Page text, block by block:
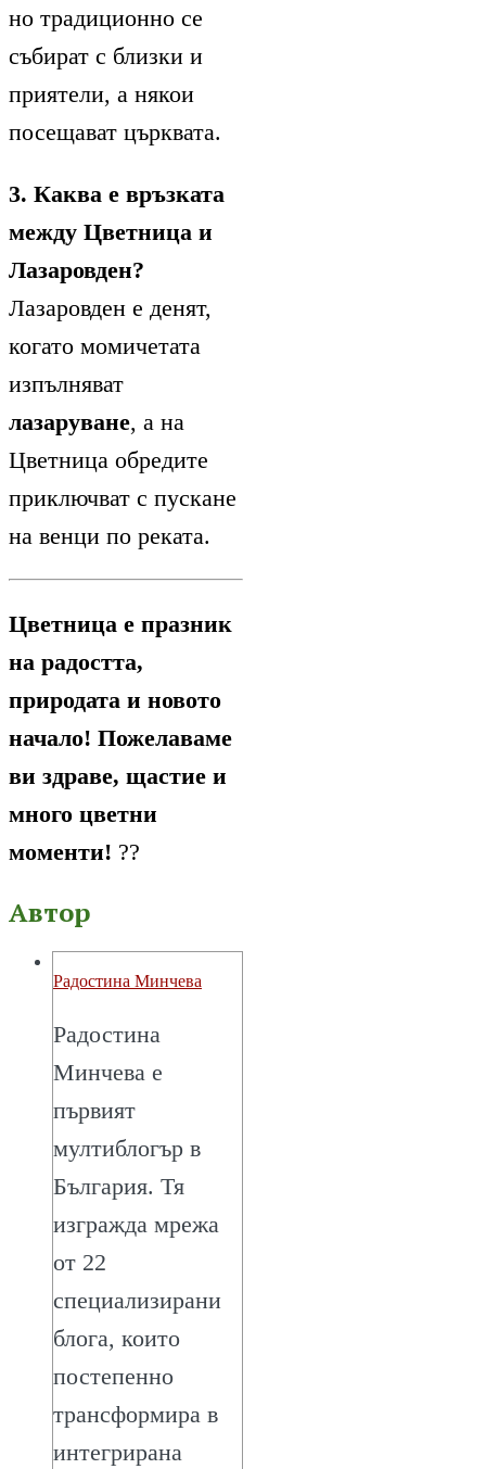
но традиционно се
събират с близки и
приятели, а някои
посещават църквата.
3. Каква е връзката
между Цветница и
Лазаровден?
Лазаровден е денят,
когато момичетата
изпълняват
лазаруване, а на
Цветница обредите
приключват с пускане
на венци по реката.
Цветница е празник
на радостта,
природата и новото
начало! Пожелаваме
ви здраве, щастие и
много цветни
моменти! ??
Автор
Радостина Минчева
Радостина
Минчева е
първият
мултиблогър в
България. Тя
изгражда мрежа
от 22
специализирани
блога, които
постепенно
трансформира в
интегрирана